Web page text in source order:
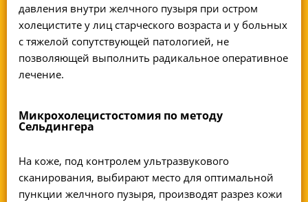
давления внутри желчного пузыря при остром
холецистите у лиц старческого возраста и у больных
с тяжелой сопутствующей патологией, не
позволяющей выполнить радикальное оперативное
лечение.
Микрохолецистостомия по методу
Сельдингера
На коже, под контролем ультразвукового
сканирования, выбирают место для оптимальной
пункции желчного пузыря, производят разрез кожи